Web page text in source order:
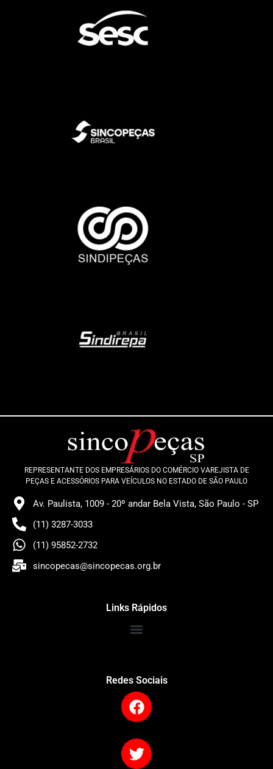
REPRESENTANTE DOS EMPRESÁRIOS DO COMÉRCIO VAREJISTA DE
PEÇAS E ACESSÓRIOS PARA VEÍCULOS NO ESTADO DE SÃO PAULO
Av. Paulista, 1009 - 20º andar Bela Vista, São Paulo - SP
(11) 3287-3033
(11) 95852-2732
sincopecas@sincopecas.org.br
Links Rápidos
Redes Sociais